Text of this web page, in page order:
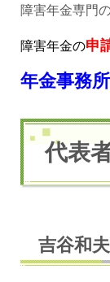
障害年金専門
障害年金の申
年金事務
代表
吉谷和夫